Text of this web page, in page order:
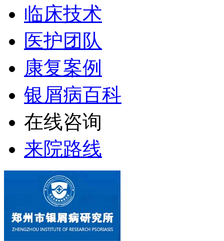
临床技术
医护团队
康复案例
银屑病百科
在线咨询
来院路线